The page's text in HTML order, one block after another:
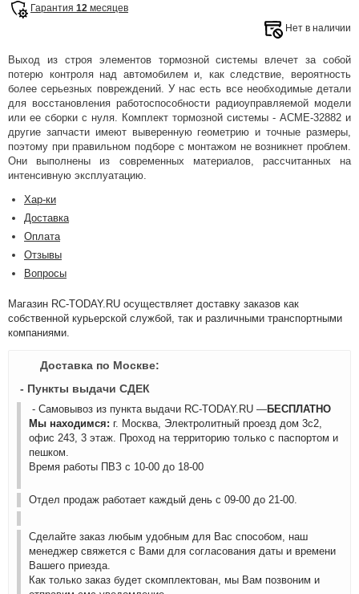
Гарантия 12 месяцев
Нет в наличии
Выход из строя элементов тормозной системы влечет за собой
потерю контроля над автомобилем и, как следствие, вероятность
более серьезных повреждений. У нас есть все необходимые детали
для восстановления работоспособности радиоуправляемой модели
или ее сборки с нуля. Комплект тормозной системы - ACME-32882 и
другие запчасти имеют выверенную геометрию и точные размеры,
поэтому при правильном подборе с монтажом не возникнет проблем.
Они выполнены из современных материалов, рассчитанных на
интенсивную эксплуатацию.
Хар-ки
Доставка
Оплата
Отзывы
Вопросы
Магазин RC-TODAY.RU осуществляет доставку заказов как
собственной курьерской службой, так и различными транспортными
компаниями.
Доставка по Москве:
- Пункты выдачи СДЕК
- Самовывоз из пункта выдачи RC-TODAY.RU —БЕСПЛАТНО
Мы находимся: г. Москва, Электролитный проезд дом 3с2,
офис 243, 3 этаж. Проход на территорию только с паспортом и
пешком.
Время работы ПВЗ с 10-00 до 18-00
Отдел продаж работает каждый день с 09-00 до 21-00.
Сделайте заказ любым удобным для Вас способом, наш
менеджер свяжется с Вами для согласования даты и времени
Вашего приезда.
Как только заказ будет скомплектован, мы Вам позвоним и